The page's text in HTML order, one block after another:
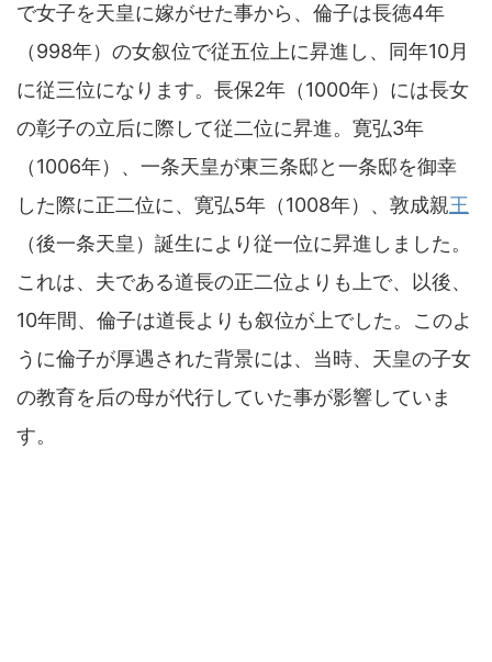
で女子を天皇に嫁がせた事から、倫子は長徳4年
（998年）の女叙位で従五位上に昇進し、同年10月
に従三位になります。長保2年（1000年）には長女
の彰子の立后に際して従二位に昇進。寛弘3年
（1006年）、一条天皇が東三条邸と一条邸を御幸
した際に正二位に、寛弘5年（1008年）、敦成親王
（後一条天皇）誕生により従一位に昇進しました。
これは、夫である道長の正二位よりも上で、以後、
10年間、倫子は道長よりも叙位が上でした。このよ
うに倫子が厚遇された背景には、当時、天皇の子女
の教育を后の母が代行していた事が影響していま
す。